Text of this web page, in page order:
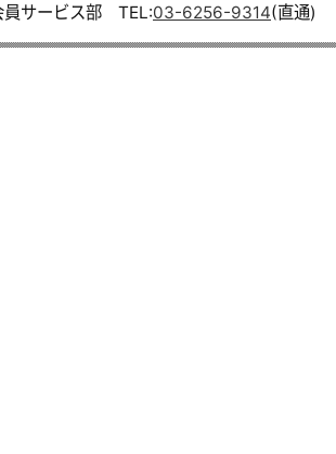
員サービス部 TEL:03-6256-9314(直通)